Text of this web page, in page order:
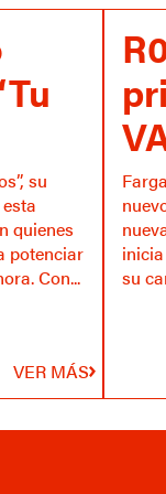
su
quienes
potenciar
Con...
VER MÁS
su